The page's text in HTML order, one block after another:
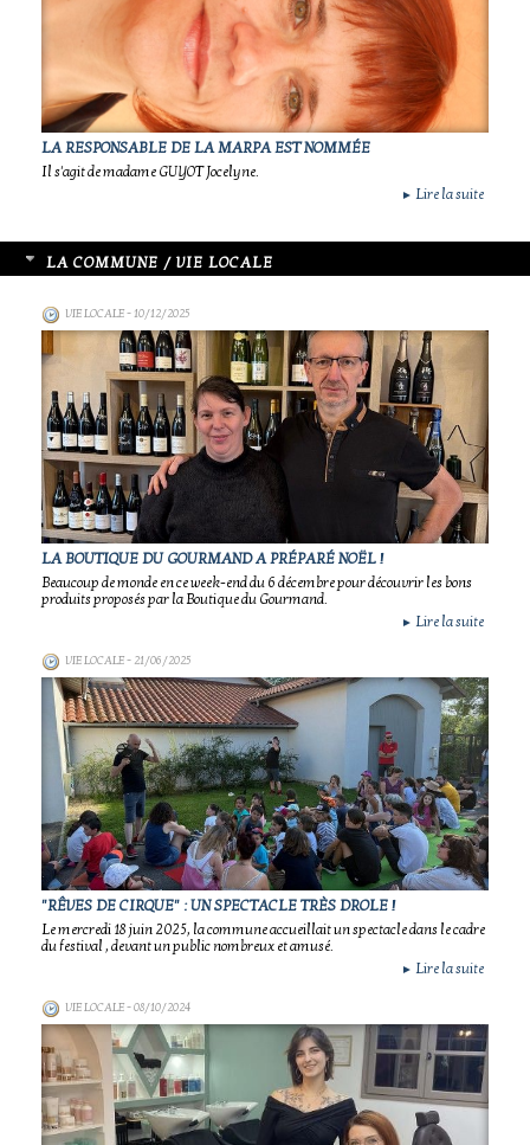
LA RESPONSABLE DE LA MARPA EST NOMMÉE
Il s'agit de madame GUYOT Jocelyne.
► Lire la suite
LA COMMUNE / VIE LOCALE
VIE LOCALE- 10/12/2025
LA BOUTIQUE DU GOURMAND A PRÉPARÉ NOËL !
Beaucoup de monde en ce week-end du 6 décembre pour découvrir les bons
produits proposés par la Boutique du Gourmand.
► Lire la suite
VIE LOCALE- 21/06/2025
"RÊVES DE CIRQUE" : UN SPECTACLE TRÈS DROLE !
Le mercredi 18 juin 2025, la commune accueillait un spectacle dans le cadre
du festival , devant un public nombreux et amusé.
► Lire la suite
VIE LOCALE- 08/10/2024